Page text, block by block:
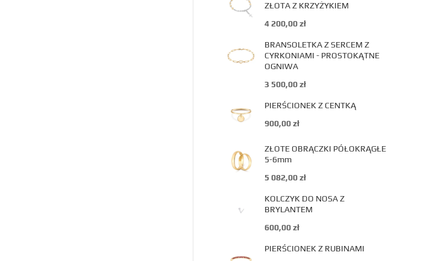
ZŁOTA Z KRZYŻYKIEM
4 200,00zł
BRANSOLETKA Z SERCEM Z
CYRKONIAMI - PROSTOKĄTNE
OGNIWA
3 500,00zł
PIERŚCIONEK Z CENTKĄ
900,00zł
ZŁOTE OBRĄCZKI PÓŁOKRĄGŁE
5-6mm
5 082,00zł
KOLCZYK DO NOSA Z
BRYLANTEM
600,00zł
PIERŚCIONEK Z RUBINAMI